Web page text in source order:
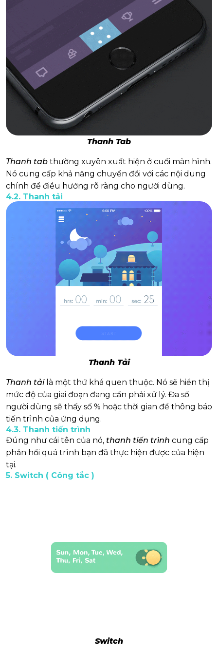
Thanh Tab
Thanh tab thường xuyên xuất hiện ở cuối màn hình.
Nó cung cấp khả năng chuyển đổi với các nội dung
chính để điều hướng rõ ràng cho người dùng.
4.2. Thanh tải
Thanh Tải
Thanh tải là một thứ khá quen thuộc. Nó sẽ hiển thị
mức độ của giai đoạn đang cần phải xử lý. Đa số
người dùng sẽ thấy số % hoặc thời gian để thông báo
tiến trình của ứng dụng.
4.3. Thanh tiến trình
Đúng như cái tên của nó, thanh tiến trình cung cấp
phản hồi quá trình bạn đã thực hiện được của hiện
tại.
5. Switch ( Công tắc )
Switch